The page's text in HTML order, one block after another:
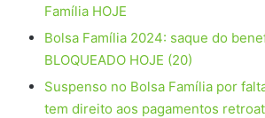
Família HOJE
Bolsa Família 2024: saque do
BLOQUEADO HOJE (20)
Suspenso no Bolsa Família por
tem direito aos pagamentos